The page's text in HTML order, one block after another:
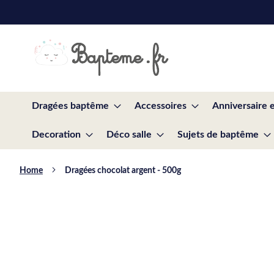
to
Dragées baptême Accessoires Anniversaire
Decoration Déco salle Sujets de baptême
Home Dragées chocolat argent - 500g